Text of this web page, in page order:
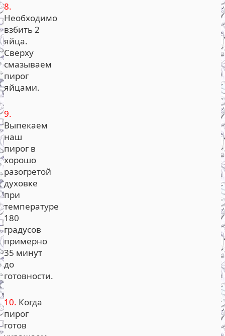
8.
Необходимо
взбить 2
яйца.
Сверху
смазываем
пирог
яйцами.
9.
Выпекаем
наш
пирог в
хорошо
разогретой
духовке
при
температуре
180
градусов
примерно
35 минут
до
готовности.
10. Когда
пирог
готов